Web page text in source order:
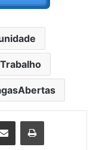
Trabalho